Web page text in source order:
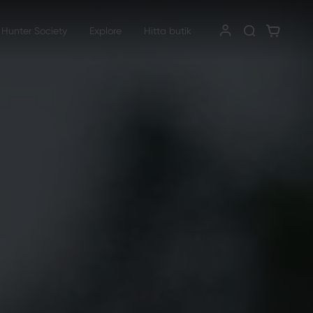
Hunter Society Explore Hitta butik